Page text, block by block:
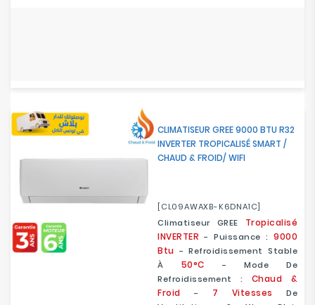
CLIMATISEUR GREE 9000 BTU R32
INVERTER TROPICALISÉ SMART /
CHAUD & FROID/ WIFI
[CL09AWAXB-K6DNA1C]
Climatiseur GREE Tropicalisé
INVERTER- Puissance : 9000
Btu - Refroidissement Stable
À 50°C - Mode De
Refroidissement : Chaud &
Froid - 7 Vitesses
De